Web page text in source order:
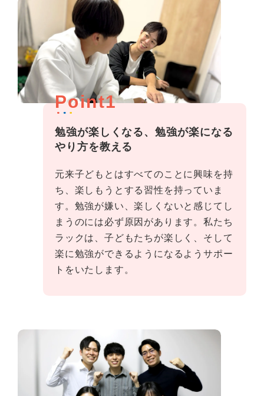
Point1
勉強が楽しくなる、勉強が楽になる
やり方を教える
元来子どもとはすべてのことに興味を持
ち、楽しもうとする習性を持っていま
す。勉強が嫌い、楽しくないと感じてし
まうのには必ず原因があります。私たち
ラックは、子どもたちが楽しく、そして
楽に勉強ができるようになるようサポー
トをいたします。